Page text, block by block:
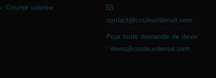
Course colorée
contact@couleurdenuit.com
Pour toute demande de devis
:devis@couleurdenuit.com